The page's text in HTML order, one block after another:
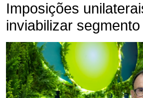
Imposições
inviabilizar